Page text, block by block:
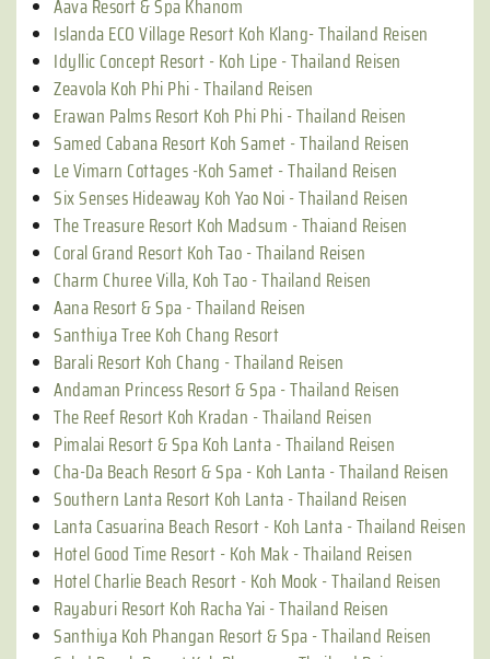
Aava Resort & Spa Khanom
Islanda ECO Village Resort Koh Klang- Thailand Reisen
Idyllic Concept Resort - Koh Lipe - Thailand Reisen
Zeavola Koh Phi Phi - Thailand Reisen
Erawan Palms Resort Koh Phi Phi - Thailand Reisen
Samed Cabana Resort Koh Samet - Thailand Reisen
Le Vimarn Cottages -Koh Samet - Thailand Reisen
Six Senses Hideaway Koh Yao Noi - Thailand Reisen
The Treasure Resort Koh Madsum - Thaiand Reisen
Coral Grand Resort Koh Tao - Thailand Reisen
Charm Churee Villa, Koh Tao - Thailand Reisen
Aana Resort & Spa - Thailand Reisen
Santhiya Tree Koh Chang Resort
Barali Resort Koh Chang - Thailand Reisen
Andaman Princess Resort & Spa - Thailand Reisen
The Reef Resort Koh Kradan - Thailand Reisen
Pimalai Resort & Spa Koh Lanta - Thailand Reisen
Cha-Da Beach Resort & Spa - Koh Lanta - Thailand Reisen
Southern Lanta Resort Koh Lanta - Thailand Reisen
Lanta Casuarina Beach Resort - Koh Lanta - Thailand Reisen
Hotel Good Time Resort - Koh Mak - Thailand Reisen
Hotel Charlie Beach Resort - Koh Mook - Thailand Reisen
Rayaburi Resort Koh Racha Yai - Thailand Reisen
Santhiya Koh Phangan Resort & Spa - Thailand Reisen